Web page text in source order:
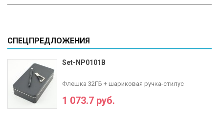
СПЕЦПРЕДЛОЖЕНИЯ
Set-NP0101B
Флешка 32ГБ + шариковая ручка-стилус
1 073.7 руб.